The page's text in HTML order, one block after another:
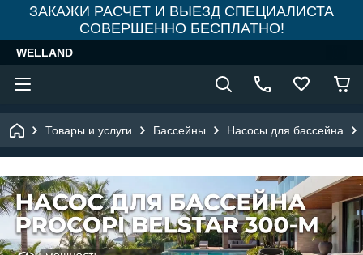
ЗАКАЖИ РАСЧЕТ И ВЫЕЗД СПЕЦИАЛИСТА
СОВЕРШЕННО БЕСПЛАТНО!
WELLAND
Товары и услуги Бассейны Насосы для бассейна